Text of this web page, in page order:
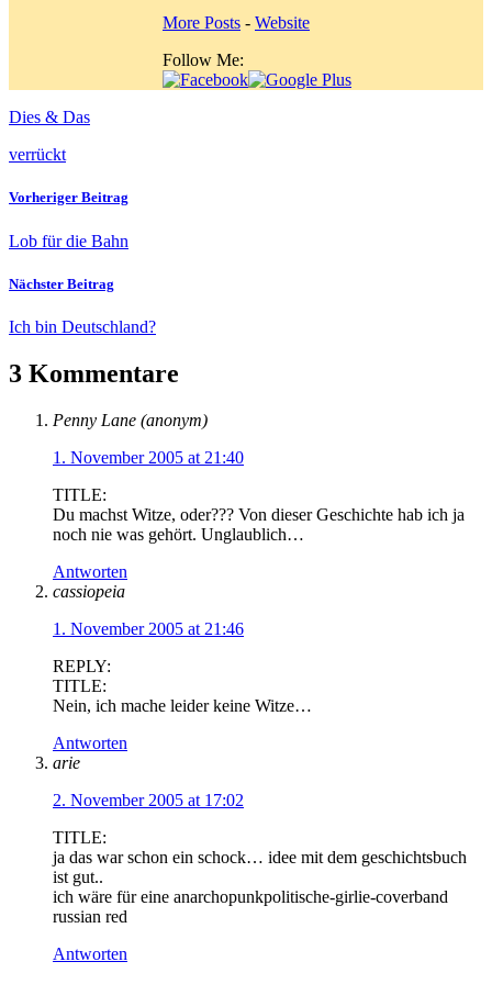
More Posts - Website
Follow Me:
Dies & Das
verrückt
Vorheriger Beitrag
Lob für die Bahn
Nächster Beitrag
Ich bin Deutschland?
3 Kommentare
Penny Lane (anonym)
1. November 2005 at 21:40
TITLE:
Du machst Witze, oder??? Von dieser Geschichte hab ich ja
noch nie was gehört. Unglaublich…
Antworten
cassiopeia
1. November 2005 at 21:46
REPLY:
TITLE:
Nein, ich mache leider keine Witze…
Antworten
arie
2. November 2005 at 17:02
TITLE:
ja das war schon ein schock… idee mit dem geschichtsbuch
ist gut..
ich wäre für eine anarchopunkpolitische-girlie-coverband
russian red
Antworten